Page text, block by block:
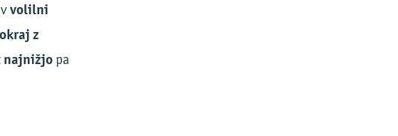
volilni
z
najnižjo pa